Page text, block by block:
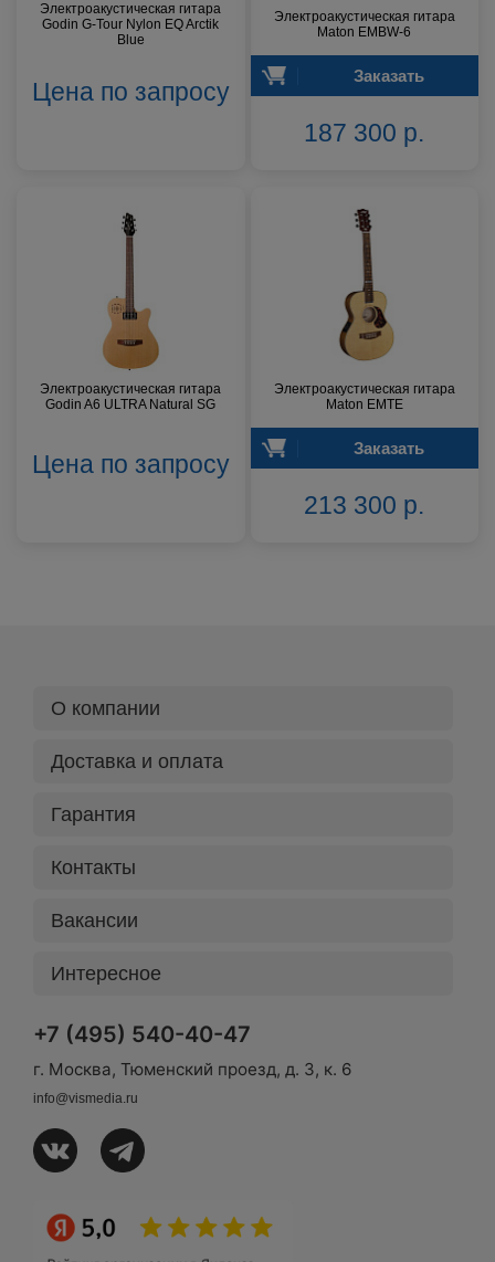
Электроакустическая гитара
Godin G-Tour Nylon EQ Arctik
Blue
Цена по запросу
Электроакустическая гитара
Maton EMBW-6
Заказать
187 300 р.
Электроакустическая гитара
Godin A6 ULTRA Natural SG
Цена по запросу
Электроакустическая гитара
Maton EMTE
Заказать
213 300 р.
О компании
Доставка и оплата
Гарантия
Контакты
Вакансии
Интересное
+7 (495) 540-40-47
г. Москва, Тюменский проезд, д. 3, к. 6
info@vismedia.ru